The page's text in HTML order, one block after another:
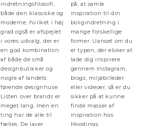
indretningsfilosofi,
både den klassiske og
moderne, hvilket i høj
grad også er afspejlet
i vores udvalg, der er
en god kombination
af både de små
designbutikker og
nogle af landets
førende designhuse.
Listen over brands er
meget lang, men en
ting har de alle til
fælles. De laver
på, at samle
inspiration til din
boligindretning i
mange forskellige
former. Uanset om du
er typen, der elsker at
lade dig inspirere
gennem Instagram,
blogs, miljøbilleder
eller videoer, så er du
sikker på at kunne
finde masser af
inspiration hos
Moodings.